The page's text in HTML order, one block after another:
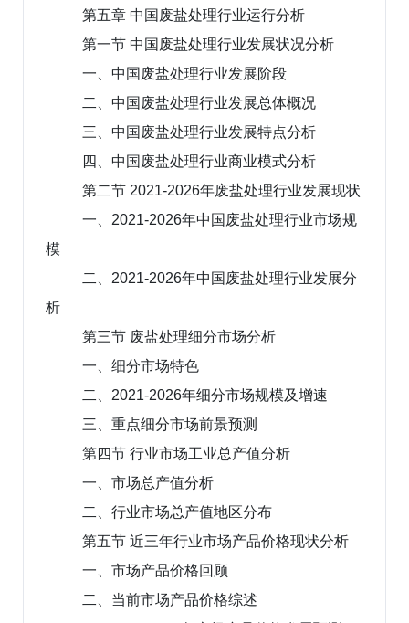
第五章 中国废盐处理行业运行分析
第一节 中国废盐处理行业发展状况分析
一、中国废盐处理行业发展阶段
二、中国废盐处理行业发展总体概况
三、中国废盐处理行业发展特点分析
四、中国废盐处理行业商业模式分析
第二节 2021-2026年废盐处理行业发展现状
一、2021-2026年中国废盐处理行业市场规
模
二、2021-2026年中国废盐处理行业发展分
析
第三节 废盐处理细分市场分析
一、细分市场特色
二、2021-2026年细分市场规模及增速
三、重点细分市场前景预测
第四节 行业市场工业总产值分析
一、市场总产值分析
二、行业市场总产值地区分布
第五节 近三年行业市场产品价格现状分析
一、市场产品价格回顾
二、当前市场产品价格综述